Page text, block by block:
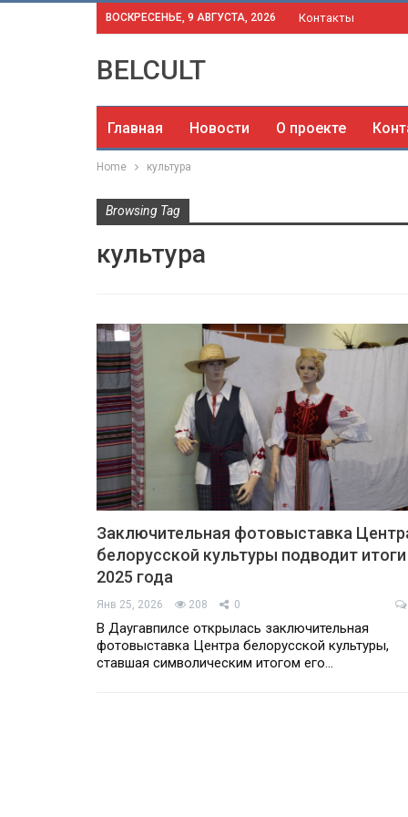
ВОСКРЕСЕНЬЕ, 9 АВГУСТА, 2026 Контакты
BELCULT
Главная Новости О проекте
Home культура
Browsing Tag
культура
Заключительная фотовыставка
белорусской культуры подводит итоги
2025 года
Янв 25, 2026 208 0
В Даугавпилсе открылась заключительная
фотовыставка Центра белорусской культуры,
ставшая символическим итогом его…